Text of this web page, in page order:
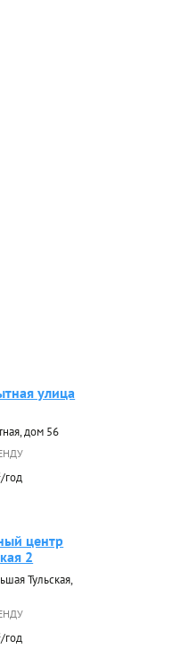
улица
дом 56
год
центр
2
Тульская,
год